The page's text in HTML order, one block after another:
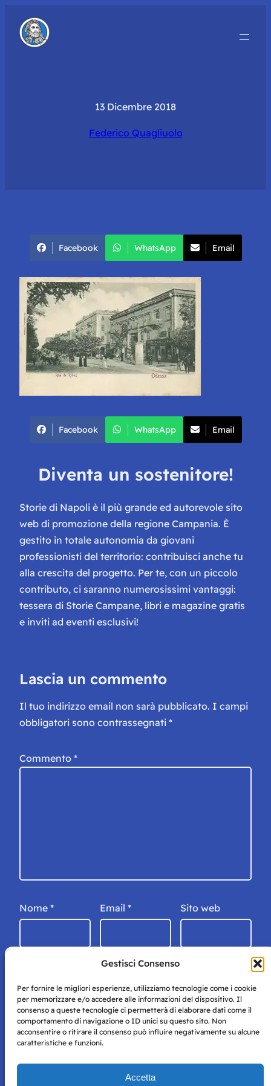
Gestisci Consenso
Per fornire le migliori esperienze, utilizziamo tecnologie come i cookie
per memorizzare e/o accedere alle informazioni del dispositivo. Il
consenso a queste tecnologie ci permetterà di elaborare dati come il
comportamento di navigazione o ID unici su questo sito. Non
acconsentire o ritirare il consenso può influire negativamente su alcune
caratteristiche e funzioni.
Accetta
13 Dicembre 2018
Federico Quagliuolo
Facebook WhatsApp Email
Facebook WhatsApp Email
Diventa un sostenitore!
Storie di Napoli è il più grande ed autorevole sito
web di promozione della regione Campania. È
gestito in totale autonomia da giovani
professionisti del territorio: contribuisci anche tu
alla crescita del progetto. Per te, con un piccolo
contributo, ci saranno numerosissimi vantaggi:
tessera di Storie Campane, libri e magazine gratis
e inviti ad eventi esclusivi!
Lascia un commento
Il tuo indirizzo email non sarà pubblicato. I campi
obbligatori sono contrassegnati *
Commento *
Nome * Email * Sito web
Storie di Napoli è una testata registrata presso il tribunale di